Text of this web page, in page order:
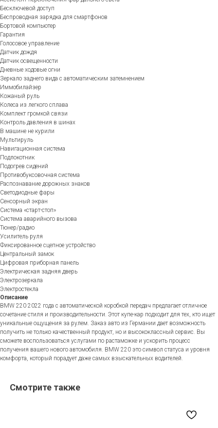
Бесключевой доступ
Беспроводная зарядка для смартфонов
Бортовой компьютер
Гарантия
Голосовое управление
Датчик дождя
Датчик освещенности
Дневные ходовые огни
Зеркало заднего вида с автоматическим затемнением
Иммобилайзер
Кожаный руль
Колеса из легкого сплава
Комплект громкой связи
Контроль давления в шинах
В машине не курили
Мультируль
Навигационная система
Подлокотник
Подогрев сидений
Противобуксовочная система
Распознавание дорожных знаков
Светодиодные фары
Сенсорный экран
Система «старт-стоп»
Система аварийного вызова
Тюнер/радио
Усилитель руля
Фиксированное сцепное устройство
Центральный замок
Цифровая приборная панель
Электрическая задняя дверь
Электрозеркала
Электростекла
Описание
BMW 220 2022 года с автоматической коробкой передач предлагает отличное
сочетание стиля и производительности. Этот купе-кар подходит для тех, кто ищет
уникальные ощущения за рулем. Заказ авто из Германии дает возможность
получить не только качественный продукт, но и высококлассный сервис. Вы
сможете воспользоваться услугами по растаможке и ускорить процесс
получения вашего нового автомобиля. BMW 220 это символ статуса и уровня
комфорта, который порадует даже самых взыскательных водителей.
Смотрите также